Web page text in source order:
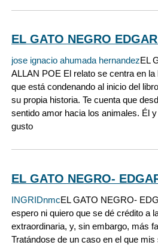
EL GATO NEGRO
jose ignacio ahumada hernandezEL
ALLAN POE El relato se centra en
que está condenando al inicio del
su propia historia. Te cuenta que
sentido amor hacia los animales. Él
gusto
EL GATO NEGRO-
INGRIDnmcEL GATO NEGRO-
espero ni quiero que se dé crédito a
extraordinaria, y, sin embargo, más
Tratándose de un caso en el que